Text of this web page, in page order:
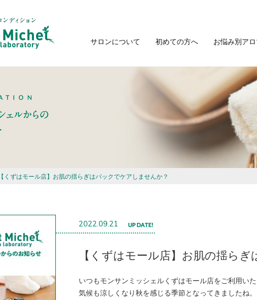
サロンについて 初めての方へ お悩み別アロ
【くずはモール店】お肌の揺らぎはパックでケアしませんか？
2022.09.21
【くずはモール店】お肌の揺ら
いつもモンサンミッシェルくずはモール店をご利用い
気候も涼しくなり秋を感じる季節となってきましたね。